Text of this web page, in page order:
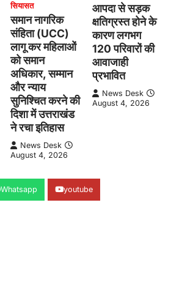
सियासत
समान नागरिक
संहिता (UCC)
लागू कर महिलाओं
को समान
अधिकार, सम्मान
और न्याय
सुनिश्चित करने की
दिशा में उत्तराखंड
ने रचा इतिहास
News Desk
August 4, 2026
आपदा से सड़क
क्षतिग्रस्त होने के
कारण लगभग
120 परिवारों की
आवाजाही
प्रभावित
News Desk
August 4, 2026
Whatsapp youtube